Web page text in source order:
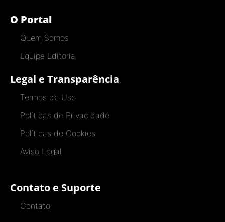
O Portal
Quem Somos
Equipe Editorial
Legal e Transparência
Termos de Uso
Políticas de Privacidade
Políticas de Cookies
Aviso Legal
Contato e Suporte
Contato